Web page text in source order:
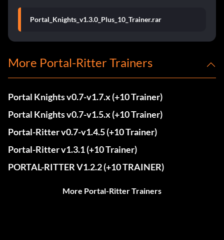
Portal_Knights_v1.3.0_Plus_10_Trainer.rar
More Portal-Ritter Trainers
Portal Knights v0.7-v1.7.x (+10 Trainer)
Portal Knights v0.7-v1.5.x (+10 Trainer)
Portal-Ritter v0.7-v1.4.5 (+10 Trainer)
Portal-Ritter v1.3.1 (+10 Trainer)
PORTAL-RITTER V1.2.2 (+10 TRAINER)
More Portal-Ritter Trainers